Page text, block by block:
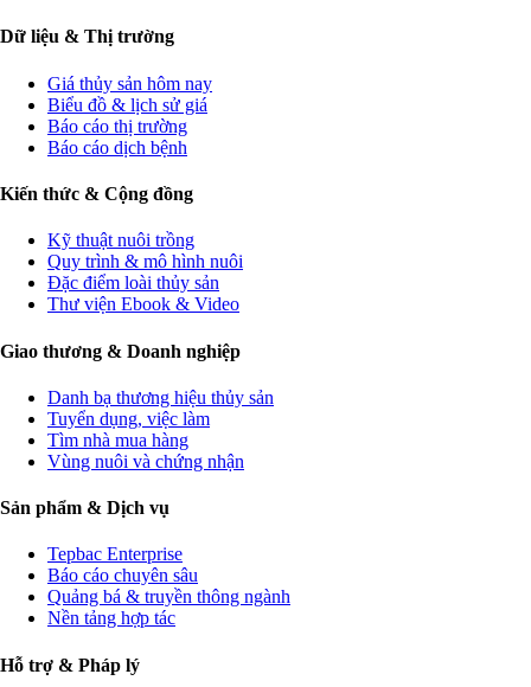
Dữ liệu & Thị trường
Giá thủy sản hôm nay
Biểu đồ & lịch sử giá
Báo cáo thị trường
Báo cáo dịch bệnh
Kiến thức & Cộng đồng
Kỹ thuật nuôi trồng
Quy trình & mô hình nuôi
Đặc điểm loài thủy sản
Thư viện Ebook & Video
Giao thương & Doanh nghiệp
Danh bạ thương hiệu thủy sản
Tuyển dụng, việc làm
Tìm nhà mua hàng
Vùng nuôi và chứng nhận
Sản phẩm & Dịch vụ
Tepbac Enterprise
Báo cáo chuyên sâu
Quảng bá & truyền thông ngành
Nền tảng hợp tác
Hỗ trợ & Pháp lý